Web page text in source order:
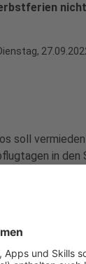
soll
in den
sehen.
verbessern?
an den
schließen - egal